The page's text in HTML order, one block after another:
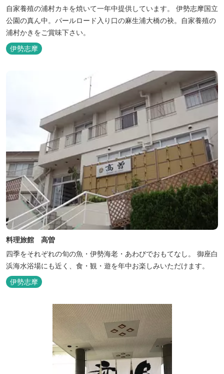
自家養殖の浦村カキを焼いて一年中提供しています。 伊勢志摩国立
公園の真ん中。パールロード入り口の麻生浦大橋の袂。自家養殖の
浦村かきをご賞味下さい。
伊勢志摩
料理旅館 高曽
四季をそれぞれの旬の魚・伊勢海老・あわびでおもてなし。 御座白
浜海水浴場にも近く、食・観・遊を年中お楽しみいただけます。
伊勢志摩